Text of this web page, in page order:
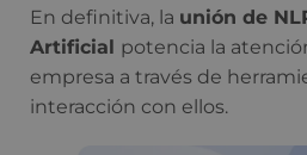
En definitiva, la unión de
Artificial potencia la
empresa a través de
interacción con ellos.